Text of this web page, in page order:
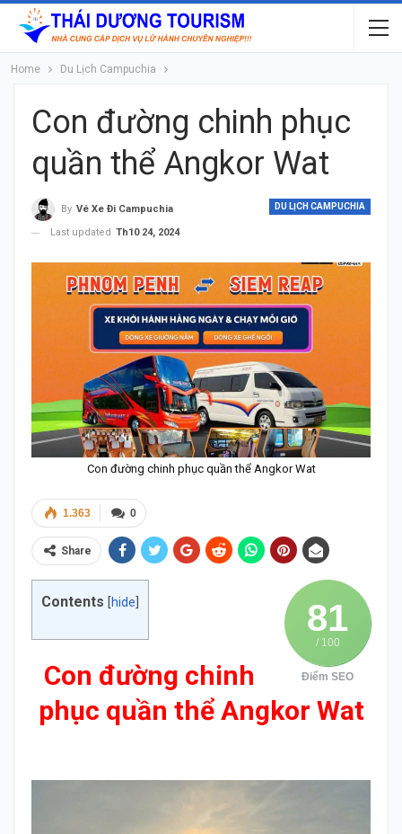
Home Du Lịch Campuchia
Con đường chinh phục
quần thể Angkor Wat
DU LỊCH CAMPUCHIA
By Vé Xe Đi Campuchia
Last updated Th10 24, 2024
Con đường chinh phục quần thể Angkor Wat
0
1.363
Share
81
/ 100
Điểm SEO
Contents hide
Con đường chinh
phục quần thể Angkor Wat